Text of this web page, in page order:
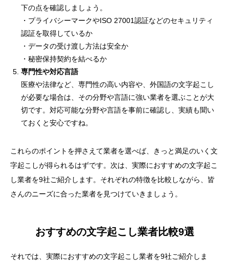
下の点を確認しましょう。
・プライバシーマークやISO 27001認証などのセキュリティ
認証を取得しているか
・データの受け渡し方法は安全か
・秘密保持契約を結べるか
専門性や対応言語
医療や法律など、専門性の高い内容や、外国語の文字起こし
が必要な場合は、その分野や言語に強い業者を選ぶことが大
切です。対応可能な分野や言語を事前に確認し、実績も聞い
ておくと安心ですね。
これらのポイントを押さえて業者を選べば、きっと満足のいく文
字起こしが得られるはずです。次は、実際におすすめの文字起こ
し業者を9社ご紹介します。それぞれの特徴を比較しながら、皆
さんのニーズに合った業者を見つけていきましょう。
おすすめの文字起こし業者比較9選
それでは、実際におすすめの文字起こし業者を9社ご紹介しま